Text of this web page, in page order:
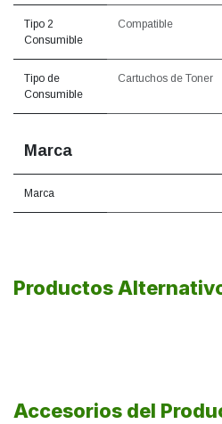
Tipo 2
Consumible
Compatible
Tipo de
Consumible
Cartuchos de Toner
Marca
Marca
Productos
Accesorios del